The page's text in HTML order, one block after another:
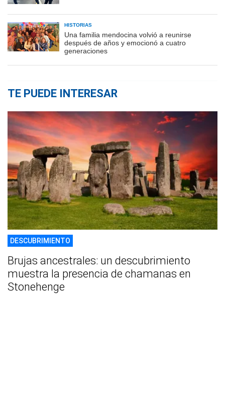
HISTORIAS
Una familia mendocina volvió a reunirse
después de años y emocionó a cuatro
generaciones
TE PUEDE INTERESAR
DESCUBRIMIENTO
Brujas ancestrales: un descubrimiento
muestra la presencia de chamanas en
Stonehenge